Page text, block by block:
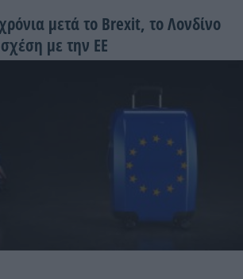
μετά το Brexit, το Λονδίνο
με την ΕΕ